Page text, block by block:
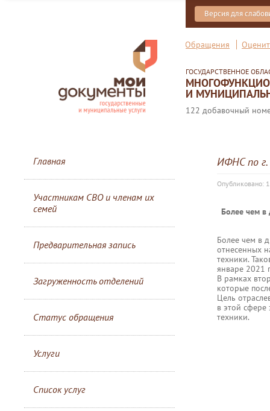
Версия для
Обращения
ГОСУДАРСТВЕННОЕ
И
122 добавочный
Главная
Участникам СВО и членам их
семей
Предварительная запись
Загруженность отделений
Статус обращения
Услуги
Список услуг
ИФНС по г.
Опубликовано:
Более чем в
Более чем в
отнесенных
техники.
январе 2021
В рамках
которые
Цель
в этой сфере
техники.